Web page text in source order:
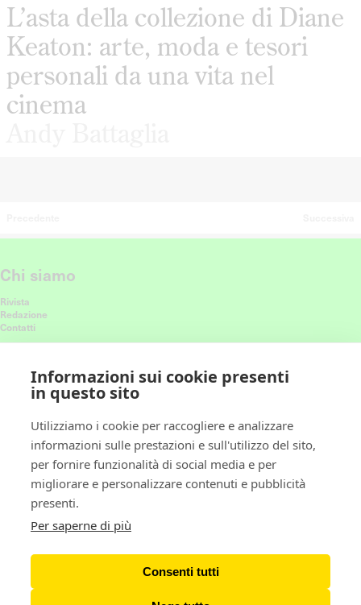
L’asta della collezione di Diane
Keaton: arte, moda e tesori
personali da una vita nel
cinema
Chi siamo
Rivista
Redazione
Contatti
Connettiti con noi
Ricevi le nostre ultime storie nel feed
Policy
Privacy policy
Cookie policy
Gestione preferenze cookie
Newsletter
Iscriviti alla Newsletter
Informazioni sui cookie presenti
in questo sito
Utilizziamo i cookie per raccogliere e analizzare
informazioni sulle prestazioni e sull'utilizzo del sito,
per fornire funzionalità di social media e per
migliorare e personalizzare contenuti e pubblicità
presenti.
Per saperne di più
Consenti tutti